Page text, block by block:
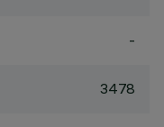
-
3478